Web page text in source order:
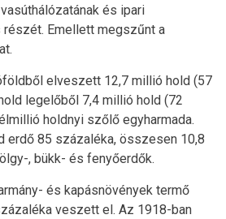
és ipari
részét. Emellett megszűnt a
elveszett 12,7 millió hold (57
legelőből 7,4 millió hold (72
holdnyi szőlő egyharmada.
erdő 85 százaléka, összesen 10,8
, bükk- és fenyőerdők.
és kapásnövények termő
veszett el. Az 1918-ban